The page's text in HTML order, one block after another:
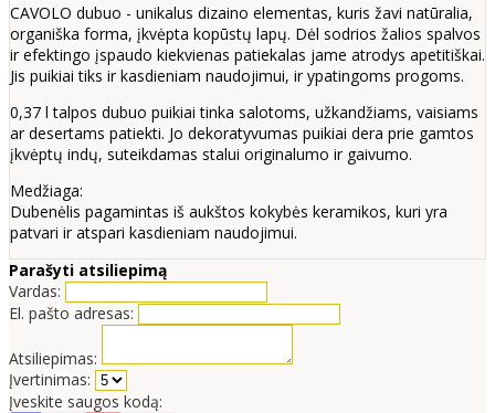
CAVOLO dubuo - unikalus dizaino elementas, kuris žavi natūralia,
organiška forma, įkvėpta kopūstų lapų. Dėl sodrios žalios spalvos
ir efektingo įspaudo kiekvienas patiekalas jame atrodys apetitiškai.
Jis puikiai tiks ir kasdieniam naudojimui, ir ypatingoms progoms.
0,37 l talpos dubuo puikiai tinka salotoms, užkandžiams, vaisiams
ar desertams patiekti. Jo dekoratyvumas puikiai dera prie gamtos
įkvėptų indų, suteikdamas stalui originalumo ir gaivumo.
Medžiaga:
Dubenėlis pagamintas iš aukštos kokybės keramikos, kuri yra
patvari ir atspari kasdieniam naudojimui.
Parašyti atsiliepimą
Vardas:
El. pašto adresas:
Atsiliepimas:
Įvertinimas:
Įveskite saugos kodą: